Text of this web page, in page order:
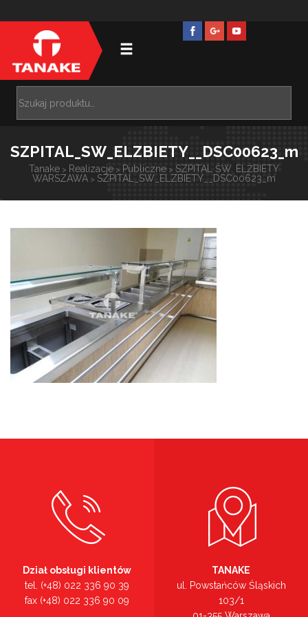
SZPITAL_SW_ELZBIETY__DSC00623_m
Tanake > Realizacje > Publiczne > SZPITAL ŚW. ELŻBIETY
WARSZAWA > SZPITAL_SW_ELZBIETY__DSC00623_m
Dział obsługi klientów
tel. (+48) 022 336 90 39
fax (+48) 022 336 90 09
TANAKE
ul. Powstańców Śląskich
103/1